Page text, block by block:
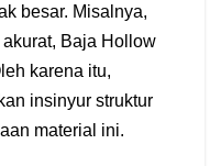
besar. Misalnya,
Baja Hollow
karena itu,
insinyur struktur
material ini.